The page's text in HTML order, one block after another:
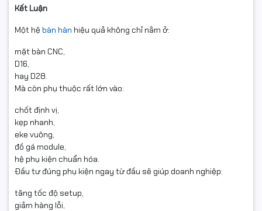
Kết Luận
Một hệ bàn hàn hiệu quả không chỉ nằm ở:
mặt bàn CNC,
D16,
hay D28.
Mà còn phụ thuộc rất lớn vào:
chốt định vị,
kẹp nhanh,
eke vuông,
đồ gá module,
hệ phụ kiện chuẩn hóa.
Đầu tư đúng phụ kiện ngay từ đầu sẽ giúp doanh nghiệp:
tăng tốc độ setup,
giảm hàng lỗi,